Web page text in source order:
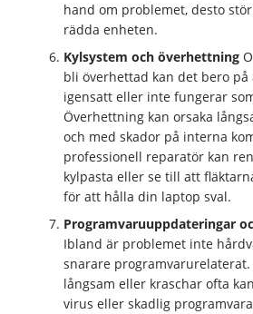
hand om problemet, desto
rädda enheten.
Kylsystem och överhettning
bli överhettad kan det bero på
igensatt eller inte fungerar
Överhettning kan orsaka
och med skador på interna
professionell reparatör kan
kylpasta eller se till att
för att hålla din laptop sval.
Programvaruuppdateringar
Ibland är problemet inte
snarare
långsam eller kraschar ofta
virus eller skadlig